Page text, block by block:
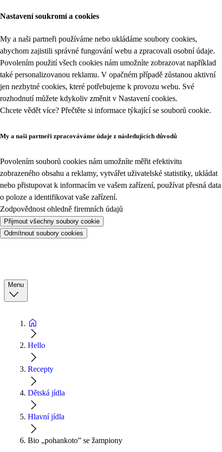
Nastavení soukromí a cookies
My a naši partneři používáme nebo ukládáme soubory cookies,
abychom zajistili správné fungování webu a zpracovali osobní údaje.
Povolením použití všech cookies nám umožníte zobrazovat například
také personalizovanou reklamu. V opačném případě zůstanou aktivní
jen nezbytné cookies, které potřebujeme k provozu webu. Své
rozhodnutí můžete kdykoliv změnit v Nastavení cookies.
Chcete vědět více? Přečtěte si informace týkající se souborů cookie.
My a naši partneři zpracováváme údaje z následujících důvodů
Povolením souborů cookies nám umožníte měřit efektivitu
zobrazeného obsahu a reklamy, vytvářet uživatelské statistiky, ukládat
nebo přistupovat k informacím ve vašem zařízení, používat přesná data
o poloze a identifikovat vaše zařízení.
Zodpovědnost ohledně firemních údajů
Přijmout všechny soubory cookie
Odmítnout soubory cookies
Menu
Hello
Recepty
Dětská jídla
Hlavní jídla
Bio „pohankoto” se žampiony